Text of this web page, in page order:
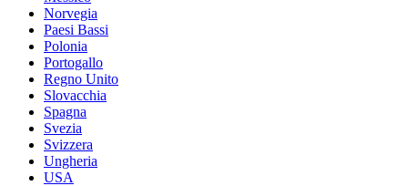
Norvegia
Paesi Bassi
Polonia
Portogallo
Regno Unito
Slovacchia
Spagna
Svezia
Svizzera
Ungheria
USA